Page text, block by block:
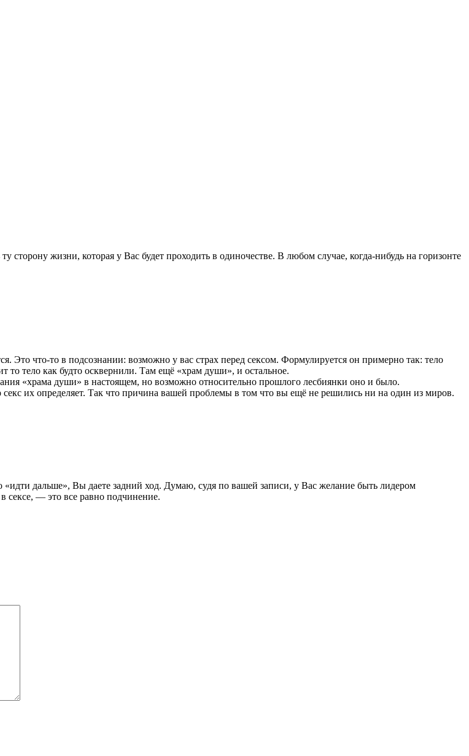
сторону жизни, которая у Вас будет проходить в одиночестве. В любом случае, когда-нибудь на горизонте
Это что-то в подсознании: возможно у вас страх перед сексом. Формулируется он примерно так: тело
тело как будто осквернили. Там ещё «храм души», и остальное.
«храма души» в настоящем, но возможно относительно прошлого лесбиянки оно и было.
их определяет. Так что причина вашей проблемы в том что вы ещё не решились ни на один из миров.
дальше», Вы даете задний ход. Думаю, судя по вашей записи, у Вас желание быть лидером
сексе, — это все равно подчинение.